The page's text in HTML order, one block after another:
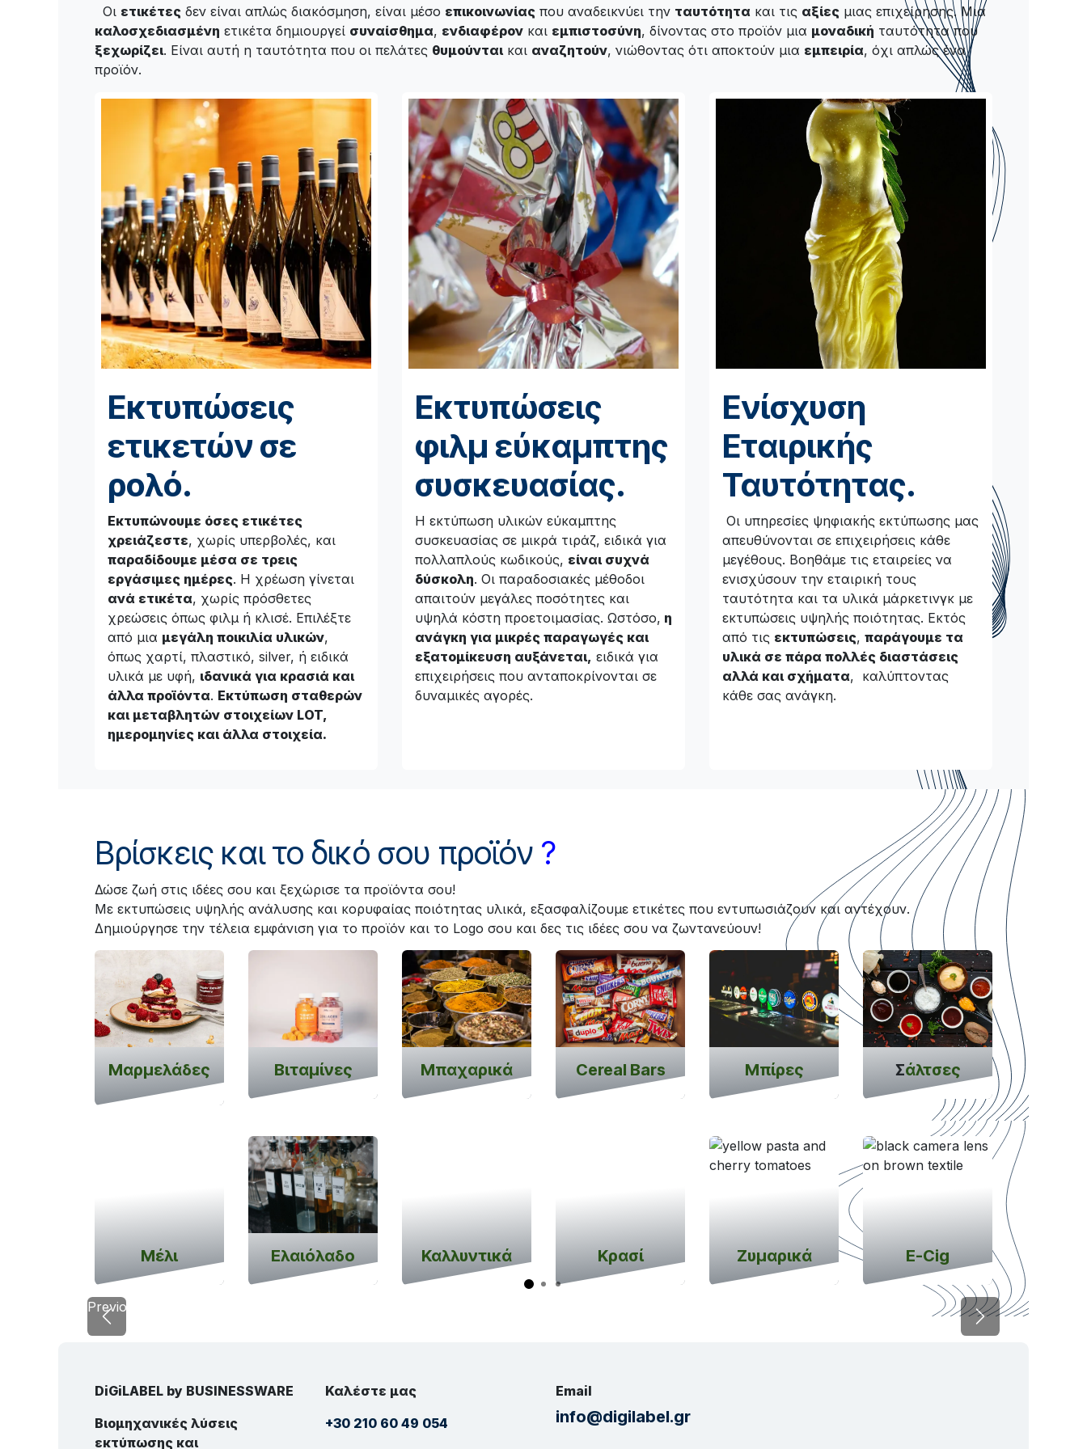
Οι ετικέτες δεν είναι απλώς διακόσμηση, είναι μέσο επικοινωνίας που αναδεικνύει την ταυτότητα και τις αξίες μιας επιχείρησης. Μια
καλοσχεδιασμένη ετικέτα δημιουργεί συναίσθημα, ενδιαφέρον και εμπιστοσύνη, δίνοντας στο προϊόν μια μοναδική ταυτότητα που
ξεχωρίζει. Είναι αυτή η ταυτότητα που οι πελάτες θυμούνταικαι αναζητούν, νιώθοντας ότι αποκτούν μια εμπειρία, όχι απλώς ένα
προϊόν.
Εκτυπώσεις
ετικετών σε
ρολό.
Εκτυπώνουμε όσες ετικέτες
χρειάζεστε, χωρίς υπερβολές, και
παραδίδουμε μέσα σε τρεις
εργάσιμες ημέρες. Η χρέωση γίνεται
ανά ετικέτα, χωρίς πρόσθετες
χρεώσεις όπως φιλμ ή κλισέ. Επιλέξτε
από μια μεγάλη ποικιλία υλικών,
όπως χαρτί, πλαστικό, silver, ή ειδικά
υλικά με υφή, ιδανικά για κρασιά και
άλλα προϊόντα. Εκτύπωση σταθερών
και μεταβλητών στοιχείων LOT,
ημερομηνίες και άλλα στοιχεία.
Εκτυπώσεις
φιλμ εύκαμπτης
συσκευασίας.
Η εκτύπωση υλικών εύκαμπτης
συσκευασίας σε μικρά τιράζ, ειδικά για
πολλαπλούς κωδικούς, είναι συχνά
δύσκολη. Οι παραδοσιακές μέθοδοι
απαιτούν μεγάλες ποσότητες και
υψηλά κόστη προετοιμασίας. Ωστόσο, η
ανάγκη για μικρές παραγωγές και
εξατομίκευση αυξάνεται, ειδικά για
επιχειρήσεις που ανταποκρίνονται σε
δυναμικές αγορές.
Ενίσχυση
Εταιρικής
Ταυτότητας.
Οι υπηρεσίες ψηφιακής εκτύπωσης μας
απευθύνονται σε επιχειρήσεις κάθε
μεγέθους. Βοηθάμε τις εταιρείες να
ενισχύσουν την εταιρική τους
ταυτότητα και τα υλικά μάρκετινγκ με
εκτυπώσεις υψηλής ποιότητας. Εκτός
από τις εκτυπώσεις, παράγουμε τα
υλικά σε πάρα πολλές διαστάσεις
αλλά και σχήματα, καλύπτοντας
κάθε σας ανάγκη.
Βρίσκεις και το δικό σου προϊόν ?
Δώσε ζωή στις ιδέες σου και ξεχώρισε τα προϊόντα σου!
Με εκτυπώσεις υψηλής ανάλυσης και κορυφαίας ποιότητας υλικά, εξασφαλίζουμε ετικέτες που εντυπωσιάζουν και αντέχουν.
Δημιούργησε την τέλεια εμφάνιση για το προϊόν και το Logo σου και δες τις ιδέες σου να ζωντανεύουν!
Μαρμελάδες Βιταμίνες Μπαχαρικά Cereal Bars Μπίρες Σάλτσες
Μέλι Ελαιόλαδο Καλλυντικά Κρασί Ζυμαρικά E-Cig
Previous
Next
DiGiLABEL by BUSINESSWARE
Βιομηχανικές λύσεις
εκτύπωσης και
Καλέστε μας
+30 210 60 49 054
Email
info@digilabel.gr